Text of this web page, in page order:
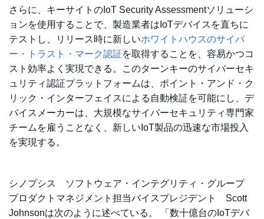
さらに、キーサイトのIoT Security Assessmentソリューシ
ョンを使用することで、製造業者はIoTデバイスを直ちに
テストし、リリース時に新しいホワイトハウスのサイバ
ー・トラスト・マーク認証を取得することを、容易かつコ
スト効率よく実現できる。このターンキーのサイバーセキ
ュリティ認証プラットフォームは、ポイント・アンド・ク
リック・インターフェイスによる自動検証を可能にし、デ
バイスメーカーは、大規模なサイバーセキュリティ専門家
チームを雇うことなく、新しいIoT製品の迅速な市場投入
を実現する。
シノプシス ソフトウェア・インテグリティ・グループ
プロダクトマネジメント担当バイスプレジデント Scott
Johnsonは次のように述べている。 「数十億台のIoTデバ